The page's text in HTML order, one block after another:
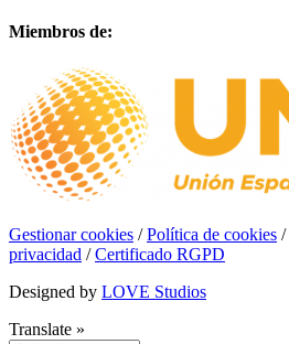
Miembros de:
Gestionar cookies /Política de cookies /
privacidad /Certificado RGPD
Designed by LOVE Studios
Translate »